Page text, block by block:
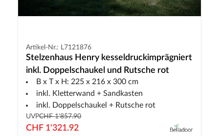
Artikel-Nr.: L7121876
Stelzenhaus Henry kesseldruckimprägniert
inkl. Doppelschaukel und Rutsche rot
B x T x H: 225 x 216 x 300 cm
inkl. Kletterwand + Sandkasten
inkl. Doppelschaukel + Rutsche rot
UVPCHF 1'857.90
CHF 1'321.92